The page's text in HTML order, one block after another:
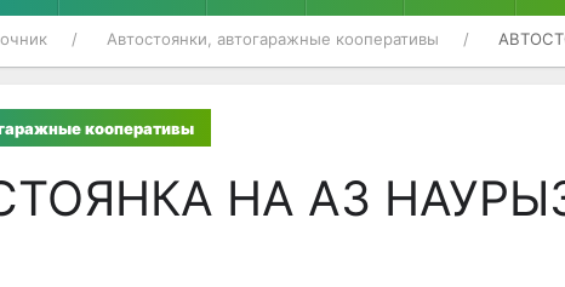
Автостоянки, автогаражные кооперативы
кооперативы
НА АЗ